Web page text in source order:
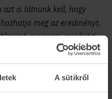
A sütikről
azt is látnunk kell, hogy
meg az eredményt.
a piacon, minőségi
a hirdetésekhez.
a konzisztencia,
kell tartalmakat